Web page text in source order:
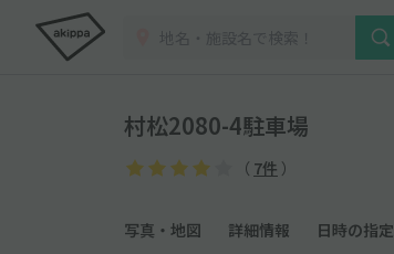
村松2080-4駐車場
（ 7件 ）
写真・地図 詳細情報 日時の指定